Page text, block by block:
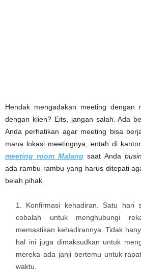
Hendak mengadakan meeting dengan
dengan klien? Eits, jangan salah. Ada
Anda perhatikan agar meeting bisa
mana lokasi meetingnya, entah di
meeting room Malang saat Anda
ada rambu-rambu yang harus ditepati
belah pihak.
Konfirmasi kehadiran. Satu hari
cobalah untuk menghubungi
memastikan kehadirannya. Tidak
hal ini juga dimaksudkan untuk
mereka ada janji bertemu untuk
waktu.